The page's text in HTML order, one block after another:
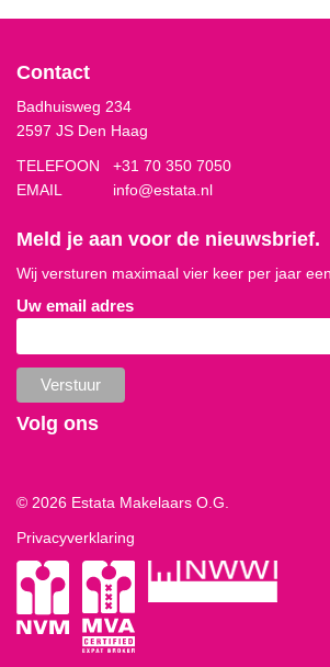
Contact
Badhuisweg 234
2597 JS Den Haag
TELEFOON +31 70 350 7050
EMAIL
info@estata.nl
Meld je aan voor de nieuwsbrief.
Wij versturen maximaal vier keer per jaar
Uw email adres
Volg ons
© 2026 Estata Makelaars O.G.
Privacyverklaring